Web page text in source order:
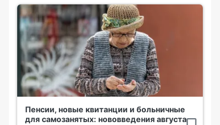
Пенсии, новые квитанции и больничные
для самозанятых: нововведения августа